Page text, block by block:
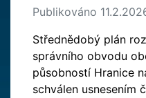
Publikováno
Střednědobý plán
správního obvodu
působností Hranice
schválen usnesením